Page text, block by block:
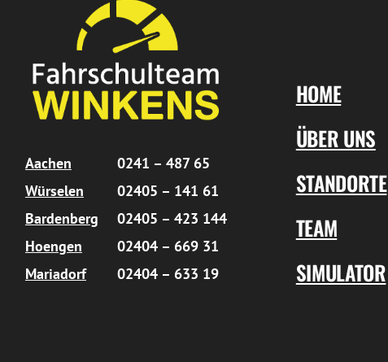
Aachen
0241 – 487 65
Würselen
02405 – 141 61
Bardenberg
02405 – 423 144
Hoengen
02404 – 669 31
Mariadorf
02404 – 633 19
HOME
ÜBER UNS
STANDORTE
TEAM
SIMULATOR